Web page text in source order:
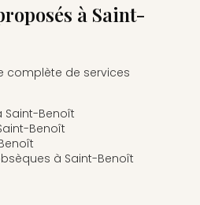
à Saint-
complète de services
Saint-Benoît
Benoît
à Saint-Benoît